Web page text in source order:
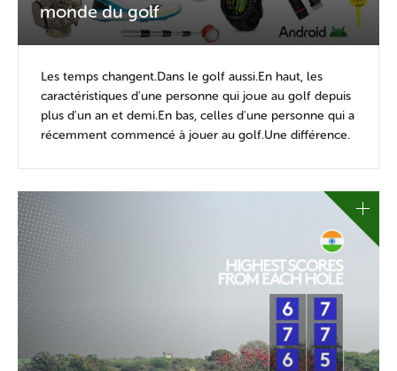
monde du golf
Les temps changent.Dans le golf aussi.En haut, les
caractéristiques d'une personne qui joue au golf depuis
plus d'un an et demi.En bas, celles d'une personne qui a
récemment commencé à jouer au golf.Une différence.